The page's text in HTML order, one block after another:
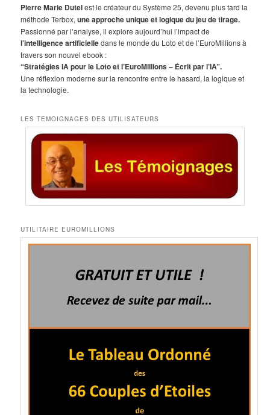
h
e
r
c
h
e
Pierre Marie Dutelest le créateur du Système 25, devenu plus tard la
méthode Terbox,une approche unique et logique du jeu de tirage.
Passionné par l’analyse, il explore aujourd’hui l’impact de
l’intelligence artificielledans le monde du Loto et de l’EuroMillions à
travers son nouvel ebook :
“Stratégies IA pour le Loto et l’EuroMillions – Écrit par l’IA”.
Une réflexion moderne sur la rencontre entre le hasard, la logique et
la technologie.
LES TEMOIGNAGES DES UTILISATEURS
UTILITAIRE EUROMILLIONS